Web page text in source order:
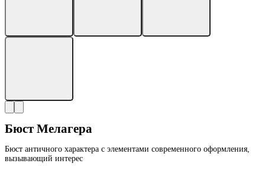
Бюст Мелагера
Бюст античного характера с элементами современного оформления,
вызывающий интерес